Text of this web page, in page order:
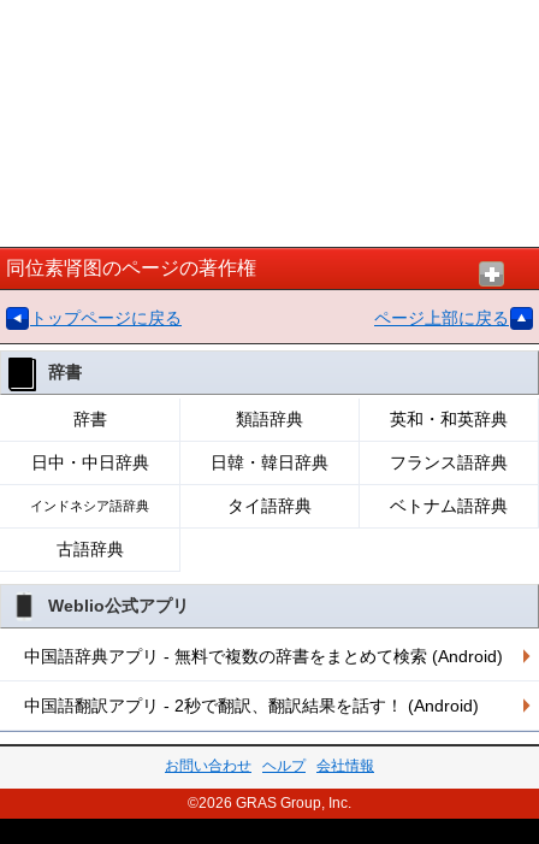
同位素肾图のページの著作権
トップページに戻る ページ上部に戻る
辞書
辞書 類語辞典 英和・和英辞典
日中・中日辞典 日韓・韓日辞典 フランス語辞典
インドネシア語辞典 タイ語辞典 ベトナム語辞典
古語辞典
Weblio公式アプリ
中国語辞典アプリ - 無料で複数の辞書をまとめて検索 (Android)
中国語翻訳アプリ - 2秒で翻訳、翻訳結果を話す！ (Android)
お問い合わせ ヘルプ 会社情報
©2026 GRAS Group, Inc.